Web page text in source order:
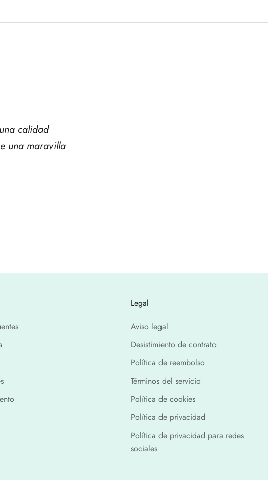
calidad
una maravilla
Legal
Aviso legal
Desistimiento de contrato
Política de reembolso
Términos del servicio
Política de cookies
Política de privacidad
Política de privacidad para redes
sociales